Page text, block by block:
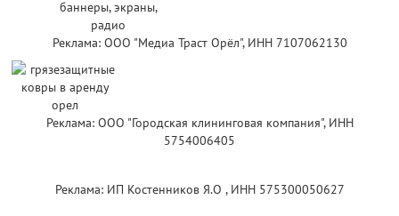
Реклама: ООО "Медиа Траст Орёл", ИНН 7107062130
Реклама: ООО "Городская клининговая компания", ИНН
5754006405
Реклама: ИП Костенников Я.О , ИНН 575300050627